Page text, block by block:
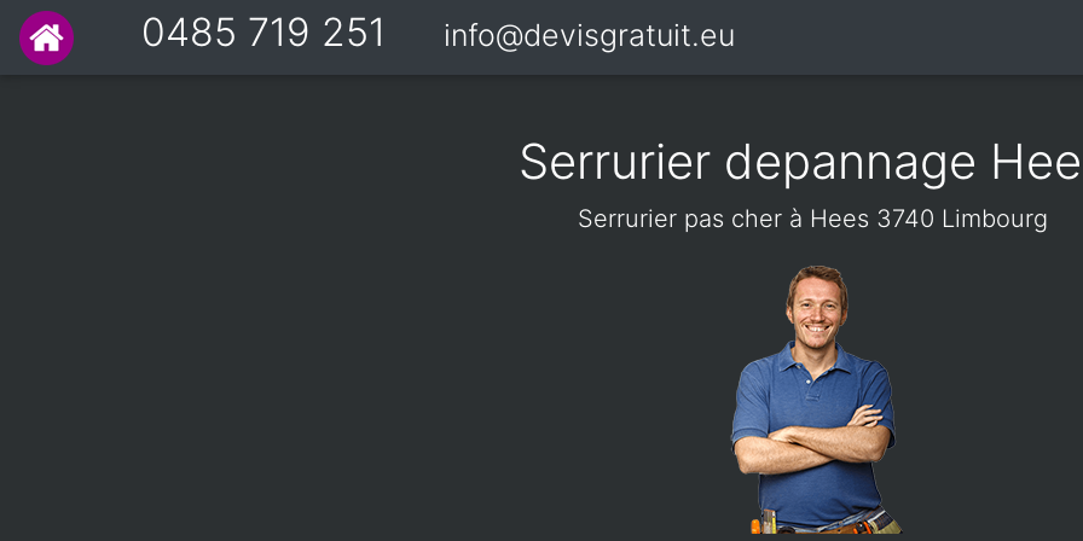
0485 719 251 info@devisgratuit.eu
Serrurier depannage
Serrurier pas cher à Hees 3740 Limbourg